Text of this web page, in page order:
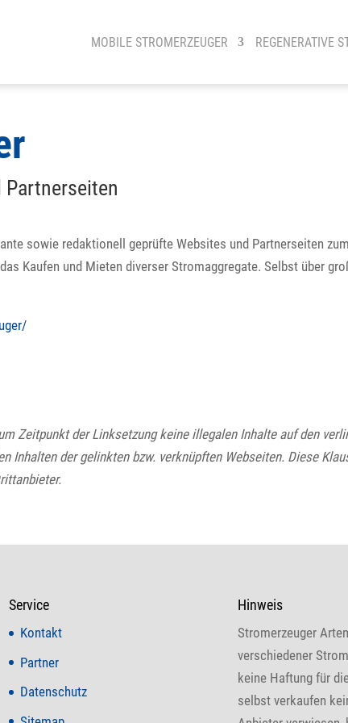
MOBILE STROMERZEUGER REGENERATIVE
sowie redaktionell geprüfte Websites und Partnerseiten
Kaufen und Mieten diverser Stromaggregate. Selbst über
Zeitpunkt der Linksetzung keine illegalen Inhalte auf den
Inhalten der gelinkten bzw. verknüpften Webseiten. Diese
Service
Kontakt
Partner
Datenschutz
Hinweis
Stromerzeuger
verschiedener
keine Haftung für
selbst verkaufen